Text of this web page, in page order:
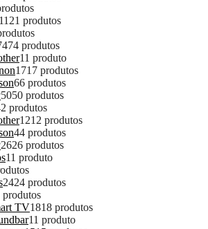
121 produtos
74 produtos
11 produto
1717 produtos
66 produtos
5050 produtos
produtos
1212 produtos
44 produtos
2626 produtos
11 produto
2424 produtos
produtos
TV1818 produtos
11 produto